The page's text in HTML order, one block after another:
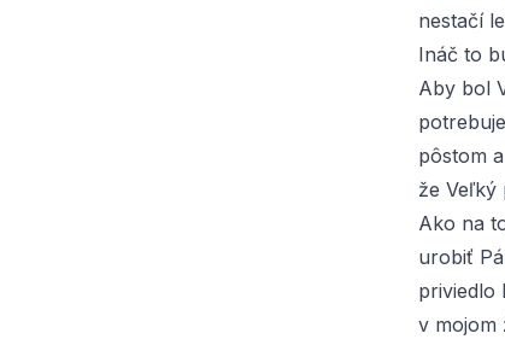
nestačí
Ináč to
Aby bol
pôstom
že Veľký
Ako na
urobiť
priviedlo
v mojom